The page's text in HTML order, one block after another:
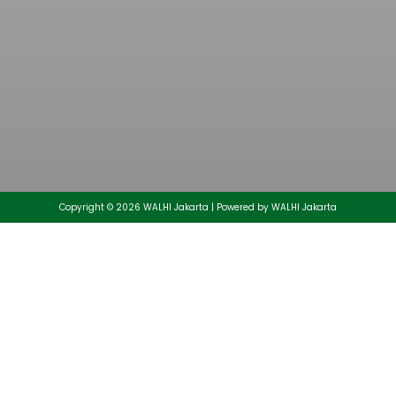
Copyright © 2026 WALHI Jakarta | Powered by WALHI Jakarta